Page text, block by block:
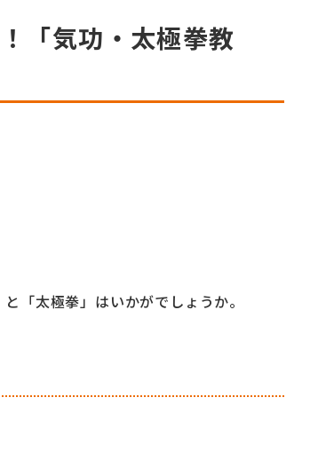
「気功・太極拳教
「太極拳」はいかがでしょうか。